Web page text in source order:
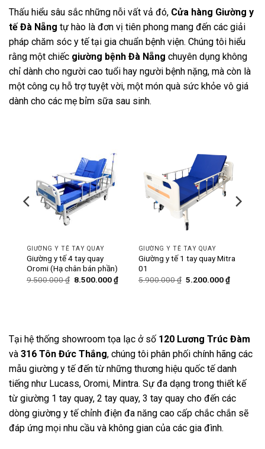
Thấu hiểu sâu sắc những nỗi vất vả đó, Cửa hàng Giường y
tế Đà Nẵng tự hào là đơn vị tiên phong mang đến các giải
pháp chăm sóc y tế tại gia chuẩn bệnh viện. Chúng tôi hiểu
rằng một chiếc giường bệnh Đà Nẵng chuyên dụng không
chỉ dành cho người cao tuổi hay người bệnh nặng, mà còn là
một công cụ hỗ trợ tuyệt vời, một món quà sức khỏe vô giá
dành cho các mẹ bỉm sữa sau sinh.
GIƯỜNG Y TẾ TAY QUAY
Giường y tế 4 tay quay
Oromi (Hạ chân bán phần)
9.500.000₫ Giá
8.500.000₫Giá
hiện
GIƯỜNG Y TẾ TAY QUAY
Giường y tế 1 tay quay Mitra
01
5.900.000₫ Giá
5.200.000₫Giá
hiện
Tại hệ thống showroom tọa lạc ở số 120 Lương Trúc Đàm
và 316 Tôn Đức Thắng, chúng tôi phân phối chính hãng các
mẫu giường y tế đến từ những thương hiệu quốc tế danh
tiếng như Lucass, Oromi, Mintra. Sự đa dạng trong thiết kế
từ giường 1 tay quay, 2 tay quay, 3 tay quay cho đến các
dòng giường y tế chỉnh điện đa năng cao cấp chắc chắn sẽ
đáp ứng mọi nhu cầu và không gian của các gia đình.